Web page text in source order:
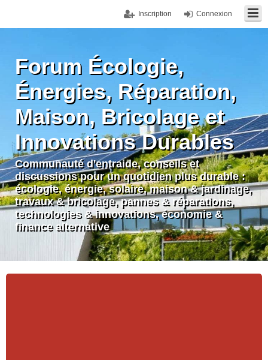
Connexion
Inscription
Forum Écologie,
Énergies, Réparation,
Maison, Bricolage et
Innovations Durables
Communauté d'entraide, conseils et
discussions pour un quotidien plus durable :
écologie, énergie, solaire, maison & jardinage,
travaux & bricolage, pannes & réparations,
technologies & innovations, économie &
finance alternative